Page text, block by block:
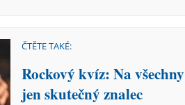
ČTĚTE TAKÉ:
Rockový kvíz: Na
jen skutečný znalec